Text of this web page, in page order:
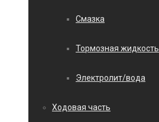
Смазка
Тормозная жидкость
Электролит/вода
Ходовая часть